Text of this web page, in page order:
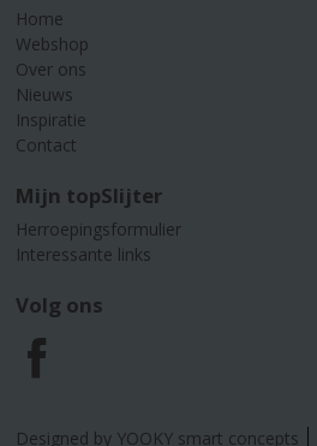
Home
Webshop
Over ons
Nieuws
Inspiratie
Contact
Mijn topSlijter
Herroepingsformulier
Interessante links
Volg ons
F
a
Designed by YOOKY smart concepts